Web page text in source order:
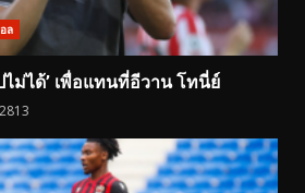
ล
ไม่ได้’ เพื่อแทนที่อีวาน โทนี่ย์
2813